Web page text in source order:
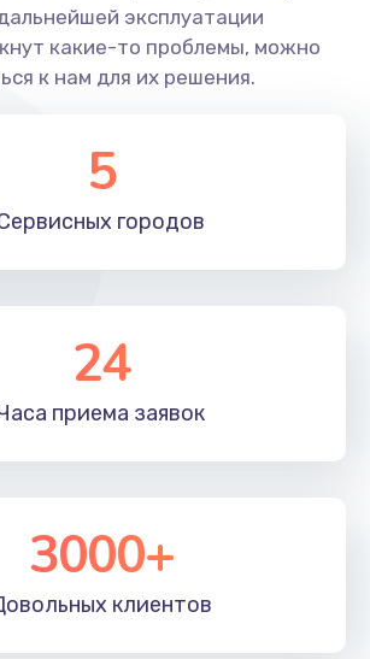
Заказать
Замена USB порта
Заказать
разъема AUX
1200 руб.
Заказать
Замена блока питания
1500 руб.
1500 руб.
эксплуатации
какие-то проблемы, можно
к нам для их решения.
5
городов
24
приема заявок
3000+
клиентов